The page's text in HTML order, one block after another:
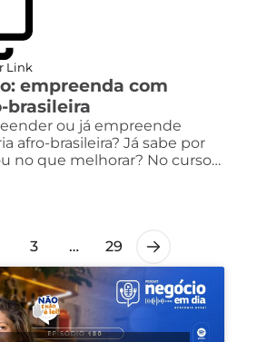
Link
empreenda com
brasileira
ou já empreende
afro-brasileira? Já sabe por
no que melhorar? No curso…
3 … 29